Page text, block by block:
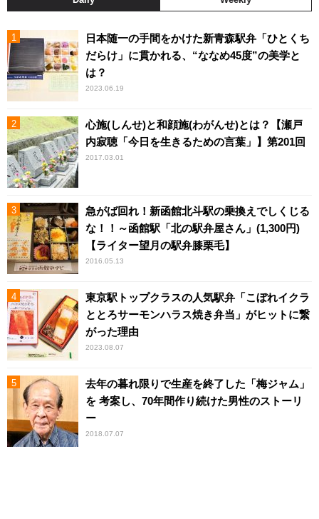
日本随一の手間をかけた新青森駅弁「ひとくち
だらけ」に貫かれる、“ななめ45度”の美学と
は？
2023.06.19
心施(しんせ)と和顔施(わがんせ)とは？【瀬戸
内寂聴「今日を生きるための言葉」】第201回
2017.03.01
急がば回れ！新函館北斗駅の乗換えでしくじる
な！！～函館駅「北の駅弁屋さん」(1,300円)
【ライター望月の駅弁膝栗毛】
2016.05.13
東京駅トップクラスの人気駅弁「こぼれイクラ
ととろサーモンハラス焼き弁当」がヒットに繋
がった理由
2023.08.07
去年の暮れ限りで生産を終了した「梅ジャム」
を 考案し、70年間作り続けた男性のストーリ
ー
2018.07.07